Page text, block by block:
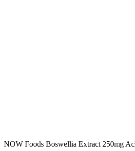
NOW Foods Boswellia Extract 250mg